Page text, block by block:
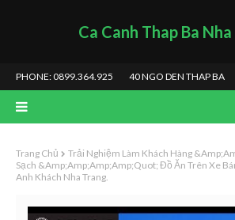
Ca Canh Thap Ba
PHONE: 0899.364.925 40 NGO DEN THAP BA
Trang Chủ
Trải Nghiệm Làm Khách Hàng
Sạch &amp;amp;amp;amp;quot; Đồ Ăn Trên Xe
Anh Khách Nha Trang.